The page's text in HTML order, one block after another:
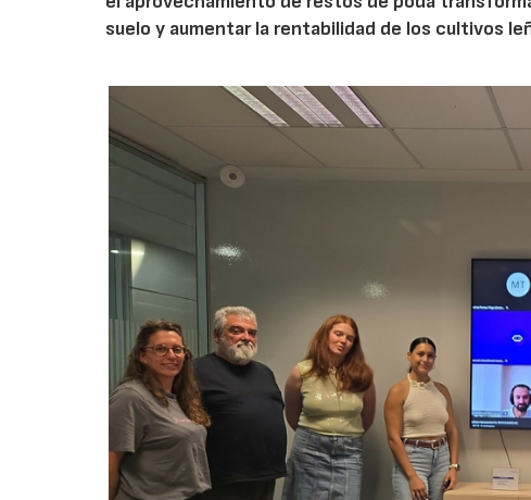
suelo y aumentar la rentabilidad de los cultivos